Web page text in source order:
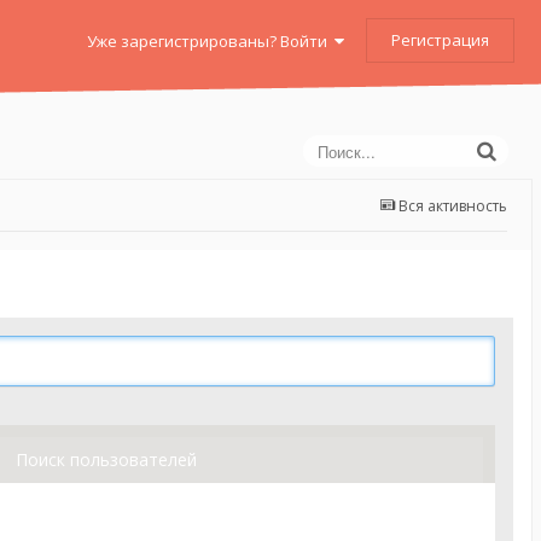
Уже зарегистрированы? Войти Регистрация
Вся активность
Поиск пользователей